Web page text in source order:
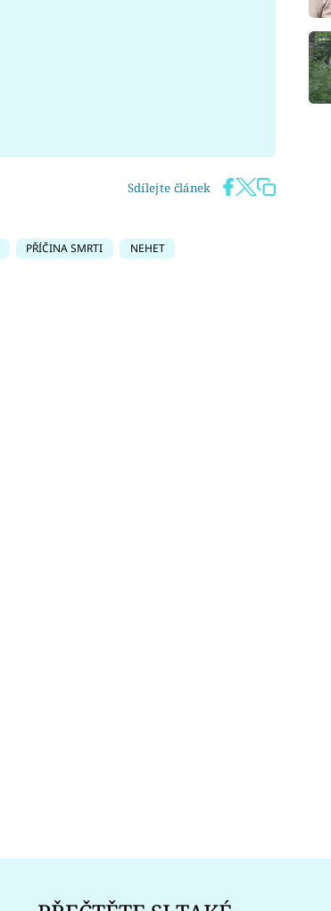
Sdílejte článek
PŘÍČINA SMRTI NEHET